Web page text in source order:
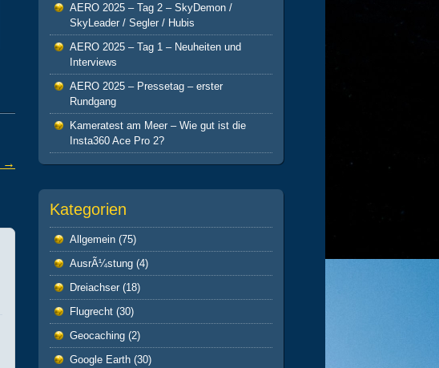
→
AERO 2025 – Tag 2 – SkyDemon /
SkyLeader / Segler / Hubis
AERO 2025 – Tag 1 – Neuheiten und
Interviews
AERO 2025 – Pressetag – erster
Rundgang
Kameratest am Meer – Wie gut ist die
Insta360 Ace Pro 2?
Kategorien
Allgemein (75)
AusrÃ¼stung (4)
Dreiachser (18)
Flugrecht (30)
Geocaching (2)
Google Earth (30)